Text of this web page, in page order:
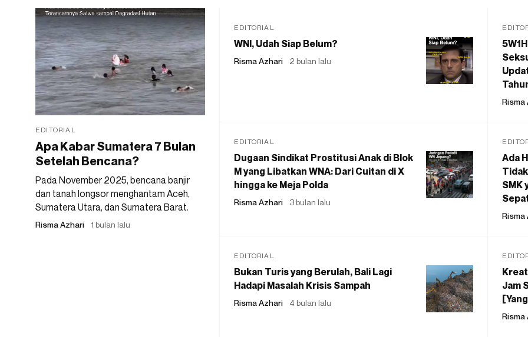
EDITORIAL
Apa Kabar Sumatera 7 Bulan
Setelah Bencana?
Pada November 2025, bencana banjir
dan tanah longsor menghantam Aceh,
Sumatera Utara, dan Sumatera Barat.
Risma Azhari 1 bulan lalu
EDITORIAL
WNI, Udah Siap Belum?
Risma Azhari 2 bulan lalu
Risma
EDITORIAL
Dugaan Sindikat Prostitusi Anak di Blok
M yang Libatkan WNA: Dari Cuitan di X
hingga ke Meja Polda
Risma Azhari 3 bulan lalu
Ada
SMK
Risma
EDITORIAL
Bukan Turis yang Berulah, Bali Lagi
Hadapi Masalah Krisis Sampah
Risma Azhari 4 bulan lalu
Jam
Risma